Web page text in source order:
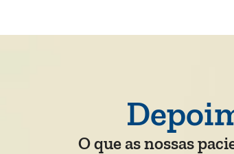
O que as nossas